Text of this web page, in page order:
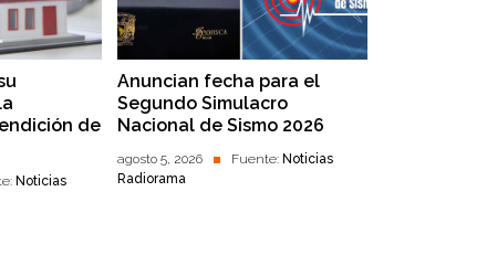
de
Noticias
Anuncian fecha para el
Segundo Simulacro
Nacional de Sismo 2026
agosto 5, 2026 Fuente: Noticias
Radiorama